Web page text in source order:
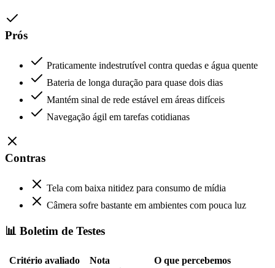
Prós
Praticamente indestrutível contra quedas e água quente
Bateria de longa duração para quase dois dias
Mantém sinal de rede estável em áreas difíceis
Navegação ágil em tarefas cotidianas
Contras
Tela com baixa nitidez para consumo de mídia
Câmera sofre bastante em ambientes com pouca luz
📊 Boletim de Testes
Critério avaliado Nota
O que percebemos